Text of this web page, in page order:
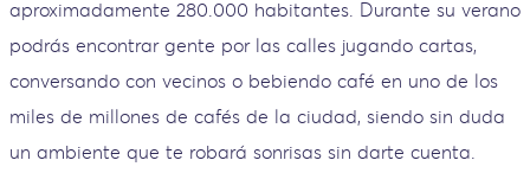
aproximadamente 280.000 habitantes. Durante su verano
podrás encontrar gente por las calles jugando cartas,
conversando con vecinos o bebiendo café en uno de los
miles de millones de cafés de la ciudad, siendo sin duda
un ambiente que te robará sonrisas sin darte cuenta.